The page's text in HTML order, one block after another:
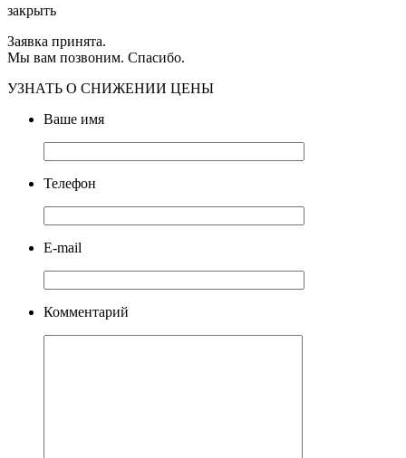
закрыть
Заявка принята.
Мы вам позвоним. Спасибо.
УЗНАТЬ О СНИЖЕНИИ ЦЕНЫ
Ваше имя
Телефон
E-mail
Комментарий